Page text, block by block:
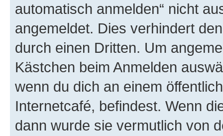
automatisch anmelden“ nicht
angemeldet. Dies verhindert
durch einen Dritten. Um
Kästchen beim Anmelden
wenn du dich an einem
Internetcafé, befindest. Wenn
dann wurde sie vermutlich von